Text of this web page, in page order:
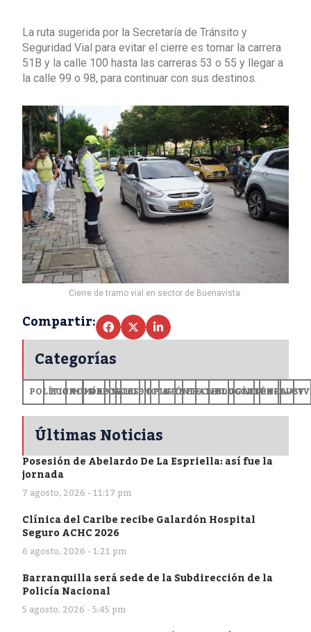
La ruta sugerida por la Secretaría de Tránsito y
Seguridad Vial para evitar el cierre es tomar la carrera
51B y la calle 100 hasta las carreras 53 o 55 y llegar a
la calle 99 o 98, para continuar con sus destinos.
Cierre de tramo vial en sector de Buenavista.
Compartir:
Categorías
POLÍTICA
ECONOMÍA
MUNDODEPORTES
SALUDCIENCIA
OPINIÓN
GENERALES
TECNOLOGÍA
EDUCACIÓN
CULTURA+CV
Últimas Noticias
Posesión de Abelardo De La Espriella: así fue la
jornada
7 agosto, 2026 - 11:17 pm
Clínica del Caribe recibe Galardón Hospital
Seguro ACHC 2026
6 agosto, 2026 - 1:21 pm
Barranquilla será sede de la Subdirección de la
Policía Nacional
5 agosto, 2026 - 5:45 pm